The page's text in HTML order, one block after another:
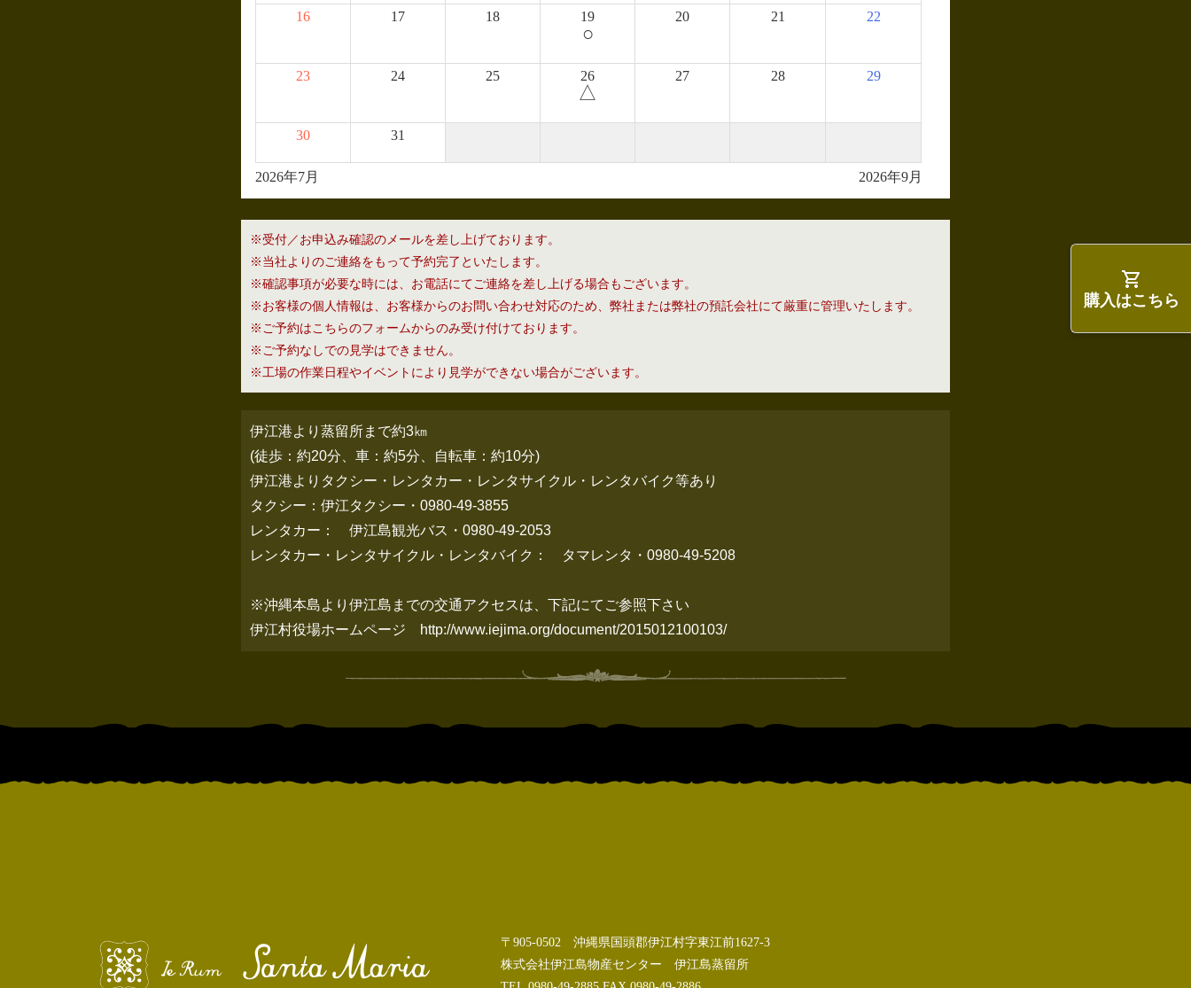
16 17 18 19
○
20 21 22
23 24 25 26
△
27 28 29
30 31
2026年7月 2026年9月
※受付／お申込み確認のメールを差し上げております。
※当社よりのご連絡をもって予約完了といたします。
※確認事項が必要な時には、お電話にてご連絡を差し上げる場合もございます。
※お客様の個人情報は、お客様からのお問い合わせ対応のため、弊社または弊社の預託会社にて厳重に管理いたします。
※ご予約はこちらのフォームからのみ受け付けております。
※ご予約なしでの見学はできません。
※工場の作業日程やイベントにより見学ができない場合がございます。
伊江港より蒸留所まで約3㎞
(徒歩：約20分、車：約5分、自転車：約10分)
伊江港よりタクシー・レンタカー・レンタサイクル・レンタバイク等あり
タクシー：伊江タクシー・0980-49-3855
レンタカー： 伊江島観光バス・0980-49-2053
レンタカー・レンタサイクル・レンタバイク： タマレンタ・0980-49-5208
※沖縄本島より伊江島までの交通アクセスは、下記にてご参照下さい
伊江村役場ホームページ
http://www.iejima.org/document/2015012100103/
〒905-0502 沖縄県国頭郡伊江村字東江前1627-3
株式会社伊江島物産センター 伊江島蒸留所
購入はこちら